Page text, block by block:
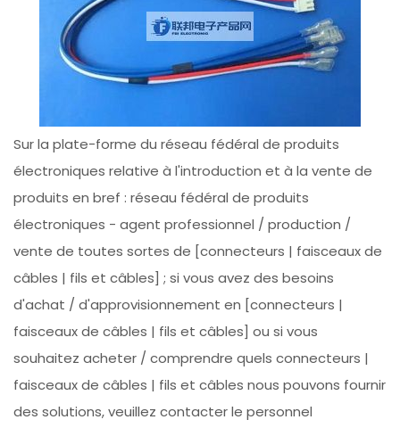
Sur la plate-forme du réseau fédéral de produits
électroniques relative à l'introduction et à la vente de
produits en bref : réseau fédéral de produits
électroniques - agent professionnel / production /
vente de toutes sortes de [connecteurs | faisceaux de
câbles | fils et câbles] ; si vous avez des besoins
d'achat / d'approvisionnement en [connecteurs |
faisceaux de câbles | fils et câbles] ou si vous
souhaitez acheter / comprendre quels connecteurs |
faisceaux de câbles | fils et câbles nous pouvons fournir
des solutions, veuillez contacter le personnel